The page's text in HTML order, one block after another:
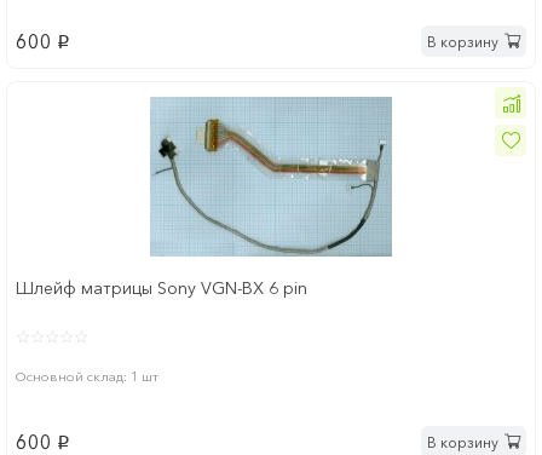
600 p В корзину
Шлейф матрицы Sony VGN-BX 6 pin
Основной склад: 1 шт
600 p В корзину